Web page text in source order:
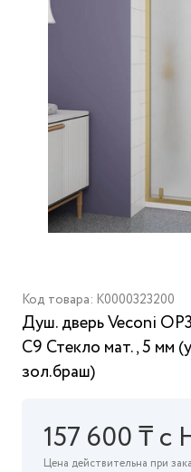
Код товара: K0000323200
Душ. дверь Veconi
C9 Стекло мат., 5 мм
зол.браш)
157 600 ₸
Цена действительна при